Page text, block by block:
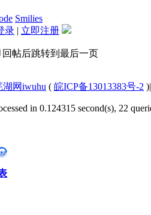
Smilies
录 | 立即注册
回帖后跳转到最后一页
湖网iwuhu ( 皖ICP备13013383号-2 )|
in 0.124315 second(s), 22